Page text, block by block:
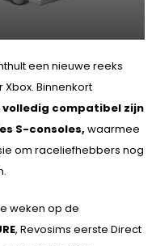
een nieuwe reeks
Binnenkort
volledig compatibel zijn
S-consoles, waarmee
om raceliefhebbers nog
weken op de
, Revosims eerste Direct